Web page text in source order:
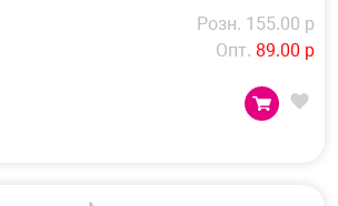
Розн. 155.00 р
Опт. 89.00 р